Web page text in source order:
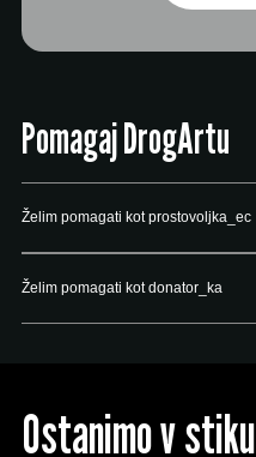
Pomagaj DrogArtu
Želim pomagati kot prostovoljka_ec
Želim pomagati kot donator_ka
Ostanimo v stiku